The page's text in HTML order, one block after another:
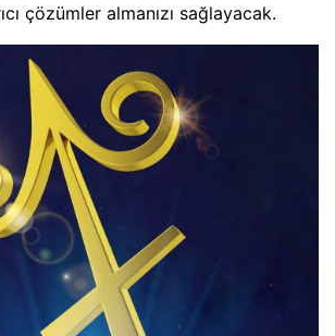
çözümler almanızı sağlayacak.